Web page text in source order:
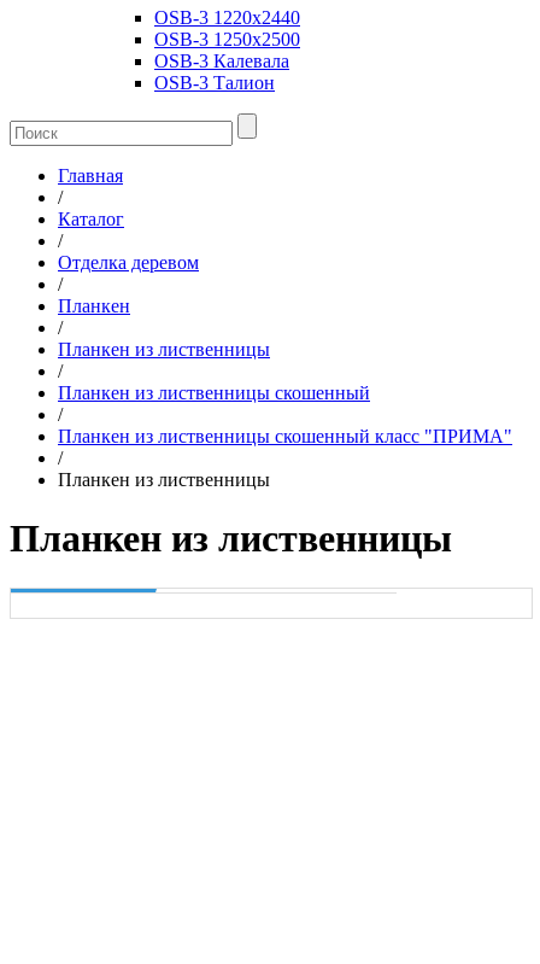
OSB-3 1220х2440
OSB-3 1250х2500
OSB-3 Калевала
OSB-3 Талион
Главная
/
Каталог
/
Отделка деревом
/
Планкен
/
Планкен из лиственницы
/
Планкен из лиственницы скошенный
/
Планкен из лиственницы скошенный класс "ПРИМА"
/
Планкен из лиственницы
Планкен из лиственницы